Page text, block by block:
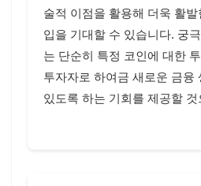
술적 이점을 활용해 더욱 활
입을 기대할 수 있습니다. 궁
는 단순히 특정 코인에 대한
투자자로 하여금 새로운 금융
있도록 하는 기회를 제공할